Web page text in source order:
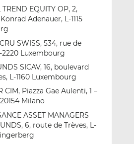
EQUITY OP, 2,
Adenauer, L-1115
SWISS, 534, rue de
2220 Luxembourg
SICAV, 16, boulevard
L-1160 Luxembourg
CIM, Piazza Gae Aulenti, 1 –
Milano
ASSET MANAGERS
6, route de Trèves, L-